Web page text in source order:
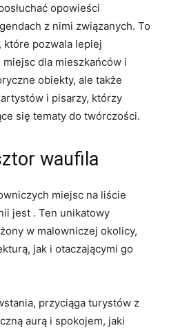
opowieści
z nimi ‍związanych. To
które pozwala lepiej
dla mieszkańców i
obiekty, ale także
⁢i pisarzy, którzy
się tematy do twórczości.
waufila
‌miejsc ⁢na liście
jest . Ten​ unikatowy‍
w⁢ malowniczej okolicy,⁢
jak i otaczającymi go
przyciąga turystów‌ z
aurą i​ spokojem, jaki